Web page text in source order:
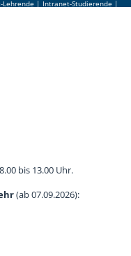
Lehrende | Intranet-Studierende |
bis 13.00 Uhr.
(ab 07.09.2026):